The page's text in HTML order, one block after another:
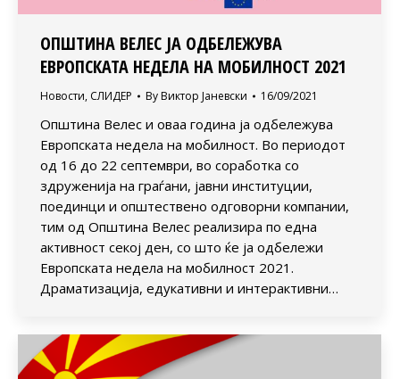
ОПШТИНА ВЕЛЕС ЈА ОДБЕЛЕЖУВА
ЕВРОПСКАТА НЕДЕЛА НА МОБИЛНОСТ 2021
Новости, СЛИДЕР By Виктор Јаневски 16/09/2021
Општина Велес и оваа година ја одбележува
Европската недела на мобилност. Во периодот
од 16 до 22 септември, во соработка со
здруженија на граѓани, јавни институции,
поединци и општествено одговорни компании,
тим од Општина Велес реализира по една
активност секој ден, со што ќе ја одбележи
Европската недела на мобилност 2021.
Драматизација, едукативни и интерактивни…